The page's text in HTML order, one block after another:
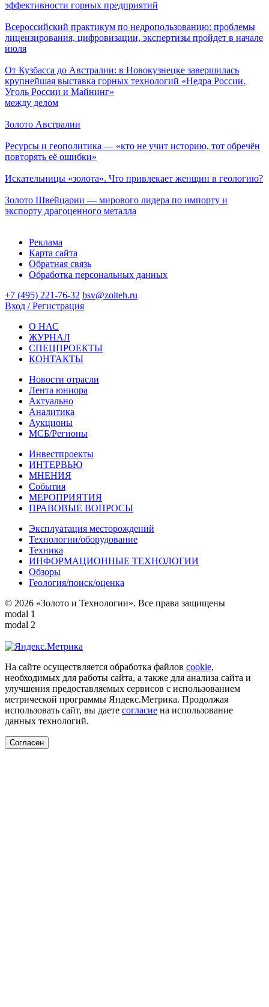
эффективности горных предприятий
Всероссийский практикум по недропользованию: проблемы
лицензирования, цифровизации, экспертизы пройдет в начале
июля
От Кузбасса до Австралии: в Новокузнецке завершилась
крупнейшая выставка горных технологий «Недра России.
Уголь России и Майнинг»
между делом
Золото Австралии
Ресурсы и геополитика — «кто не учит историю, тот обречён
повторять её ошибки»
Искательницы «золота». Что привлекает женщин в геологию?
Золото Швейцарии — мирового лидера по импорту и
экспорту драгоценного металла
Реклама
Карта сайта
Обратная связь
Обработка персональных данных
+7 (495) 221-76-32 bsv@zolteh.ru
Вход / Регистрация
О НАС
ЖУРНАЛ
СПЕЦПРОЕКТЫ
КОНТАКТЫ
Новости отрасли
Лента юниора
Актуально
Аналитика
Аукционы
МСБ/Регионы
Инвестпроекты
ИНТЕРВЬЮ
МНЕНИЯ
События
МЕРОПРИЯТИЯ
ПРАВОВЫЕ ВОПРОСЫ
Эксплуатация месторождений
Технологии/оборудование
Техника
ИНФОРМАЦИОННЫЕ ТЕХНОЛОГИИ
Обзоры
Геология/поиск/оценка
© 2026 «Золото и Технологии». Все права защищены
modal 1
modal 2
На сайте осуществляется обработка файлов cookie,
необходимых для работы сайта, а также для анализа сайта и
улучшения предоставляемых сервисов с использованием
метрической программы Яндекс.Метрика. Продолжая
использовать сайт, вы даете согласие на использование
данных технологий.
Согласен